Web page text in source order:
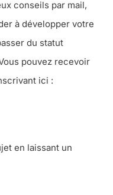
conseils par mail,
à développer votre
du statut
pouvez recevoir
ici :
en laissant un